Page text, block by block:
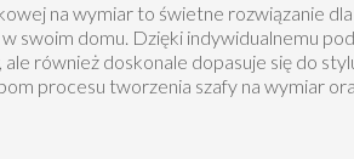
na wymiar to świetne rozwiązanie
swoim domu. Dzięki indywidualnemu
również doskonale dopasuje się do
procesu tworzenia szafy na wymiar